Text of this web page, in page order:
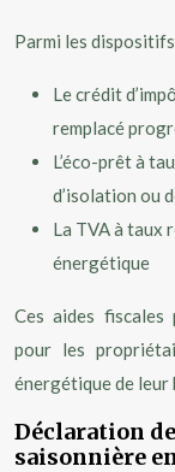
Parmi les
Le crédit
remplacé
L’éco-prêt à
d’isolation ou
La TVA à taux
énergétique
Ces aides
pour les
énergétique de leur
Déclaration
saisonnière